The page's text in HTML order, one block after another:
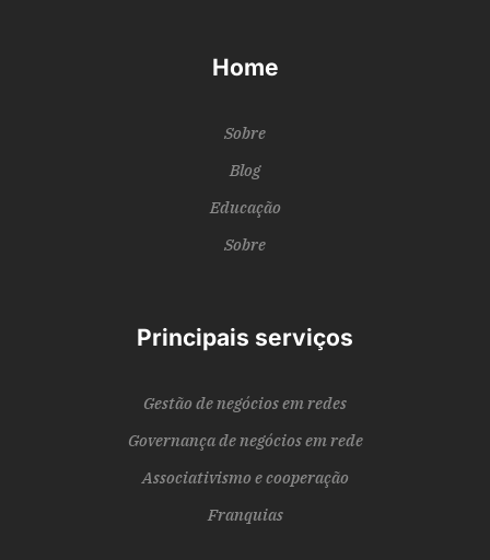
Home
Sobre
Blog
Educação
Sobre
Principais serviços
Gestão de negócios em redes
Governança de negócios em rede
Associativismo e cooperação
Franquias